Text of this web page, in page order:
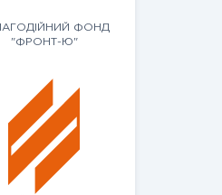
ФОНД
"ФРОНТ-Ю"